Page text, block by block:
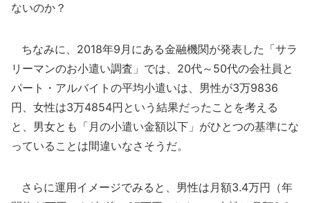
ないのか？
ちなみに、2018年9月にある金融機関が発表した「サラ
リーマンのお小遣い調査」では、20代～50代の会社員と
パート・アルバイトの平均小遣いは、男性が3万9836
円、女性は3万4854円という結果だったことを考える
と、男女とも「月の小遣い金額以下」がひとつの基準にな
っていることは間違いなさそうだ。
さらに運用イメージでみると、男性は月額3.4万円（年